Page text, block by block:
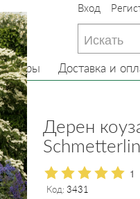
Вход
Товары Доставка и
Дерен
1
Код: 3431